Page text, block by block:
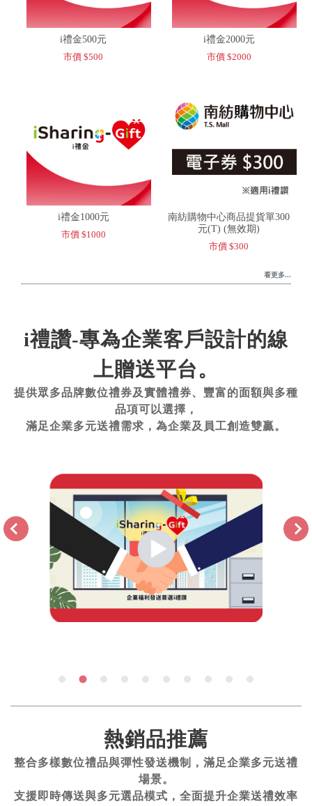
i禮金500元
市價 $500
i禮金2000元
市價 $2000
i禮金1000元
市價 $1000
南紡購物中心商品提貨單300
元(T) (無效期)
市價 $300
看更多...
i禮讚-專為企業客戶設計的線
上贈送平台。
提供眾多品牌數位禮券及實體禮券、豐富的面額與多種
品項可以選擇，
滿足企業多元送禮需求，為企業及員工創造雙贏。
熱銷品推薦
整合多樣數位禮品與彈性發送機制，滿足企業多元送禮
場景。
支援即時傳送與多元選品模式，全面提升企業送禮效率